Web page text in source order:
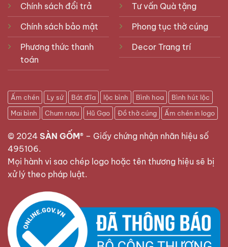
Chính sách đổi trả
Chính sách bảo mật
Phương thức thanh
toán
Tư vấn Quà tặng
Phong tục thờ cúng
Decor Trang trí
Ấm chén Ly sứ Bát đĩa lộc bình Bình hoa
Bình hút lộc
Mai bình
Chum rượu Hũ Gạo Đồ thờ cúng Ấm chén in logo
© 2024 SÀN GỐM® – Giấy chứng nhận nhãn hiệu số
495106.
Mọi hành vi sao chép logo hoặc tên thương hiệu sẽ bị
xử lý theo pháp luật.